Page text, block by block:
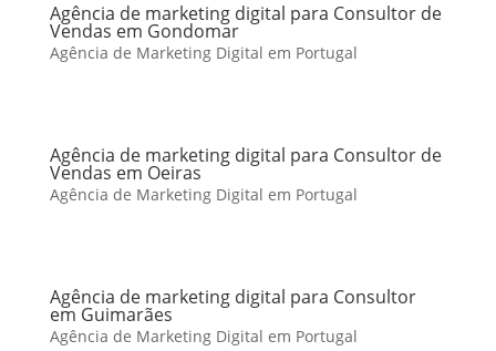
Agência de marketing digital para Consultor de
Vendas em Gondomar
Agência de Marketing Digital em Portugal
Agência de marketing digital para Consultor de
Vendas em Oeiras
Agência de Marketing Digital em Portugal
Agência de marketing digital para Consultor
em Guimarães
Agência de Marketing Digital em Portugal